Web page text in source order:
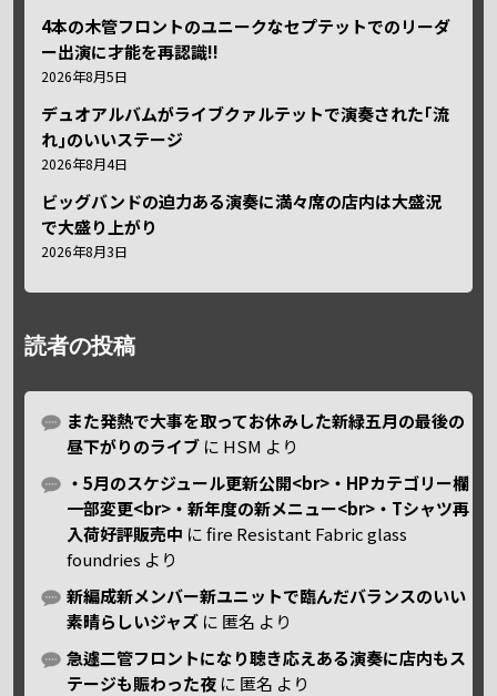
4本の木管フロントのユニークなセプテットでのリーダ
ー出演に才能を再認識!!
2026年8月5日
デュオアルバムがライブクァルテットで演奏された｢流
れ｣のいいステージ
2026年8月4日
ビッグバンドの迫力ある演奏に満々席の店内は大盛況
で大盛り上がり
2026年8月3日
読者の投稿
また発熱で大事を取ってお休みした新緑五月の最後の
昼下がりのライブ に HSM より
・5月のスケジュール更新公開<br>・HPカテゴリー欄
一部変更<br>・新年度の新メニュー<br>・Tシャツ再
入荷好評販売中 にfire Resistant Fabric glass
foundries より
新編成新メンバー新ユニットで臨んだバランスのいい
素晴らしいジャズ に 匿名 より
急遽二管フロントになり聴き応えある演奏に店内もス
テージも賑わった夜 に 匿名 より